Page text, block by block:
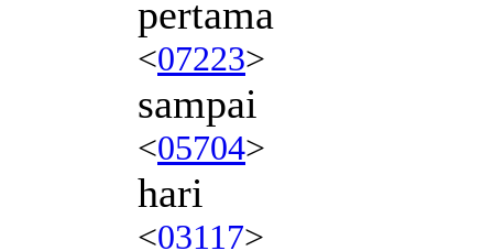
pertama
<07223>
sampai
<05704>
hari
<03117>